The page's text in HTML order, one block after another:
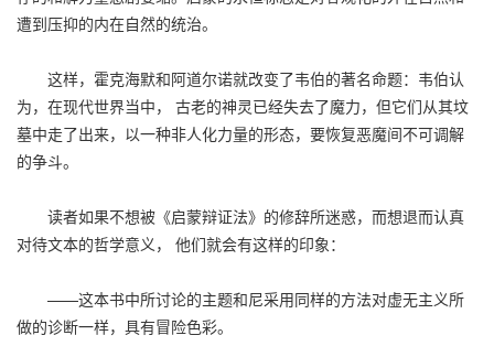
遭到压抑的内在自然的统治。
这样，霍克海默和阿道尔诺就改变了韦伯的著名命题：韦伯认
为，在现代世界当中， 古老的神灵已经失去了魔力，但它们从其坟
墓中走了出来，以一种非人化力量的形态，要恢复恶魔间不可调解
的争斗。
读者如果不想被《启蒙辩证法》的修辞所迷惑，而想退而认真
对待文本的哲学意义， 他们就会有这样的印象：
——这本书中所讨论的主题和尼采用同样的方法对虚无主义所
做的诊断一样，具有冒险色彩。